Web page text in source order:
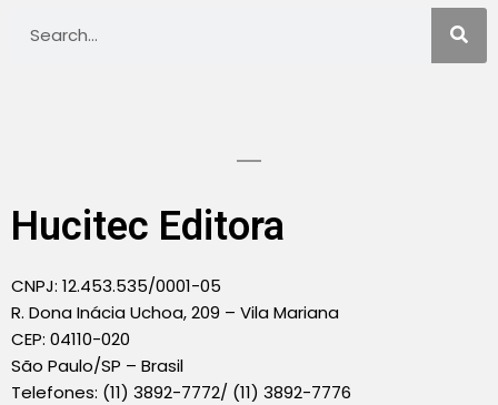
Hucitec Editora
CNPJ: 12.453.535/0001-05
R. Dona Inácia Uchoa, 209 – Vila Mariana
CEP: 04110-020
São Paulo/SP – Brasil
Telefones: (11) 3892-7772/ (11) 3892-7776